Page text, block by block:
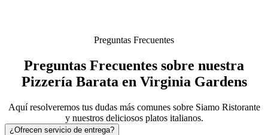
Preguntas Frecuentes
Preguntas Frecuentes sobre nuestra
Pizzería Barata en Virginia Gardens
Aquí resolveremos tus dudas más comunes sobre Siamo Ristorante
y nuestros deliciosos platos italianos.
¿Ofrecen servicio de entrega?